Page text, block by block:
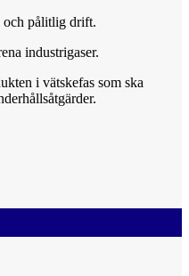
och pålitlig drift.
industrigaser.
i vätskefas som ska